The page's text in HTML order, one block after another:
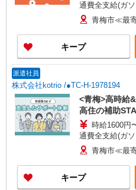
通費全支給(ガ
青梅市≪最
キープ
派遣社員
株式会社kotrio /●TC-H-1978194
<青梅>高時給
高住の補助
時給1600円
通費全支給(ガ
青梅市≪最
キープ